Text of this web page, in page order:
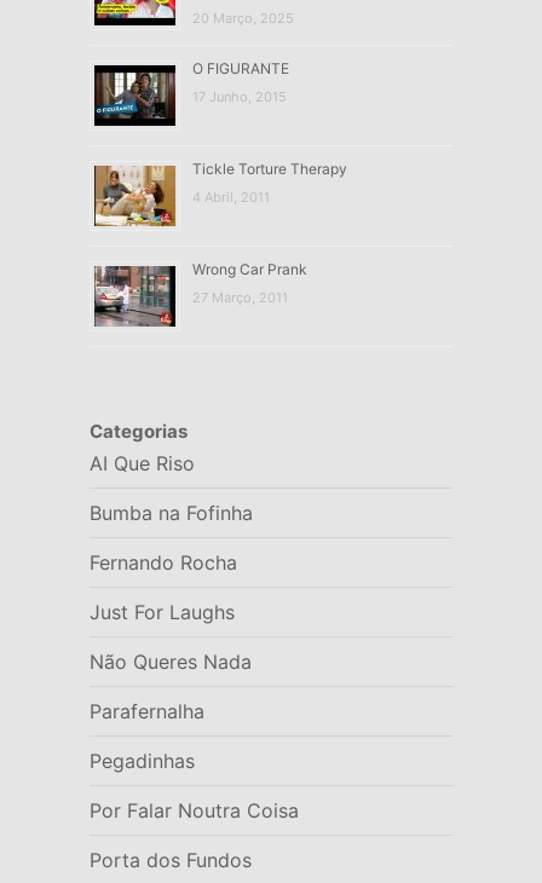
20 Março, 2025
O FIGURANTE
17 Junho, 2015
Tickle Torture Therapy
4 Abril, 2011
Wrong Car Prank
27 Março, 2011
Categorias
AI Que Riso
Bumba na Fofinha
Fernando Rocha
Just For Laughs
Não Queres Nada
Parafernalha
Pegadinhas
Por Falar Noutra Coisa
Porta dos Fundos